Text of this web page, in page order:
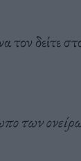
τον δείτε
των